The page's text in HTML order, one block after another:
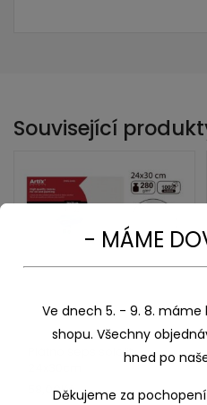
Související
Plátno šeps sololit
58,00Kč
- MÁME
Ve dnech 5. - 9. 8.
shopu. Všechny
hned po
Děkujeme za